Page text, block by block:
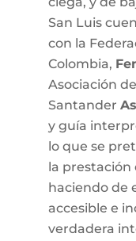
San Luis
con la
Colombia,
Asociación
Santander
y guía
lo que se
la prestación
haciendo de
accesible e
verdadera